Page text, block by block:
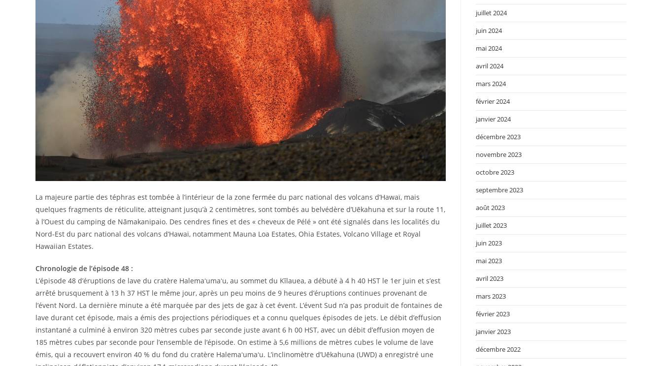
La majeure partie des téphras est tombée à l’intérieur de la zone fermée du parc national des volcans d’Hawaï, mais
quelques fragments de réticulite, atteignant jusqu’à 2 centimètres, sont tombés au belvédère d’Uēkahuna et sur la route 11,
à l’Ouest du camping de Nāmakanipaio. Des cendres fines et des « cheveux de Pélé » ont été signalés dans les localités du
Nord-Est du parc national des volcans d’Hawaï, notamment Mauna Loa Estates, Ohia Estates, Volcano Village et Royal
Hawaiian Estates.
Chronologie de l’épisode 48 :
L’épisode 48 d’éruptions de lave du cratère Halemaʻumaʻu, au sommet du Kīlauea, a débuté à 4 h 40 HST le 1er juin et s’est
arrêté brusquement à 13 h 37 HST le même jour, après un peu moins de 9 heures d’éruptions continues provenant de
l’évent Nord. La dernière minute a été marquée par des jets de gaz à cet évent. L’évent Sud n’a pas produit de fontaines de
lave durant cet épisode, mais a émis des projections périodiques et a connu quelques épisodes de jets. Le débit d’effusion
instantané a culminé à environ 320 mètres cubes par seconde juste avant 6 h 00 HST, avec un débit d’effusion moyen de
185 mètres cubes par seconde pour l’ensemble de l’épisode. On estime à 5,6 millions de mètres cubes le volume de lave
émis, qui a recouvert environ 40 % du fond du cratère Halemaʻumaʻu. L’inclinomètre d’Uēkahuna (UWD) a enregistré une
juillet 2024
juin 2024
mai 2024
avril 2024
mars 2024
février 2024
janvier 2024
décembre 2023
novembre 2023
octobre 2023
septembre 2023
août 2023
juillet 2023
juin 2023
mai 2023
avril 2023
mars 2023
février 2023
janvier 2023
décembre 2022